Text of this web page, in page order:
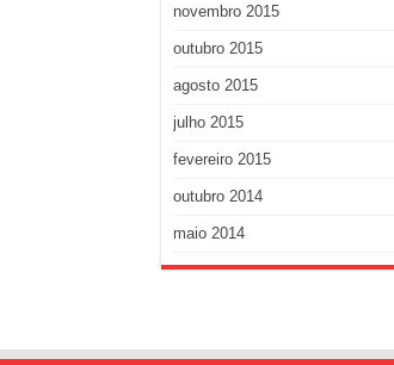
novembro 2015
outubro 2015
agosto 2015
julho 2015
fevereiro 2015
outubro 2014
maio 2014